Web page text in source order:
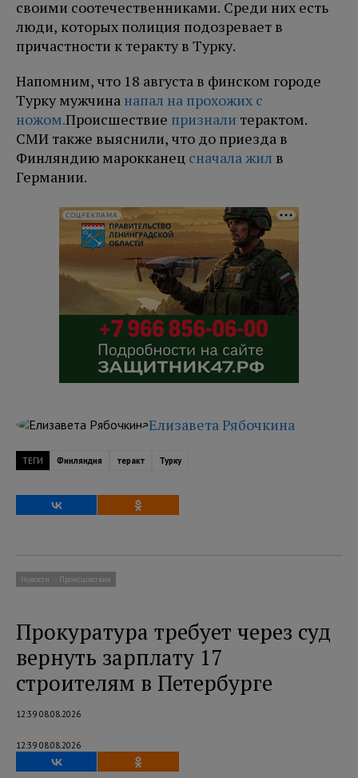
своими соотечественниками. Среди них есть
люди, которых полиция подозревает в
причастности к теракту в Турку.
Напомним, что 18 августа в финском городе
Турку мужчина напал на прохожих с
ножом.Происшествие признали терактом.
СМИ также выяснили, что до приезда в
Финляндию марокканец сначала жил в
Германии.
СОЦРЕКЛАМА
Елизавета Рябочкина
ТЕГИ Финляндия теракт Турку
Новости Происшествия
Прокуратура требует через суд
вернуть зарплату 17
строителям в Петербурге
12:39 08.08.2026
12:39 08.08.2026